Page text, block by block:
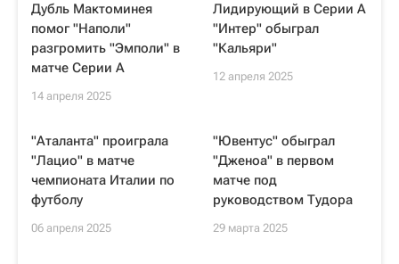
Дубль Мактоминея
помог "Наполи"
разгромить "Эмполи" в
матче Серии А
14 апреля 2025
Лидирующий в Серии А
"Интер" обыграл
"Кальяри"
12 апреля 2025
"Аталанта" проиграла
"Лацио" в матче
чемпионата Италии по
футболу
06 апреля 2025
"Ювентус" обыграл
"Дженоа" в первом
матче под
руководством Тудора
29 марта 2025